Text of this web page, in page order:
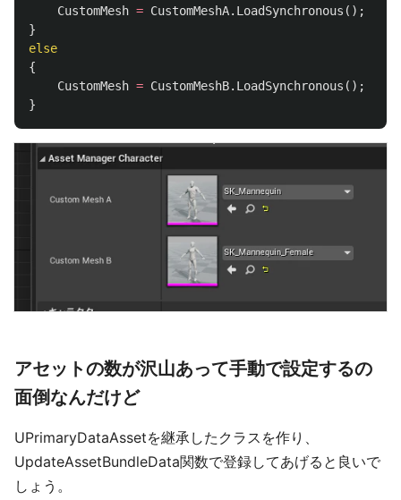
CustomMesh = CustomMeshA. LoadSynchronous ();
}
else
{
CustomMesh = CustomMeshB. LoadSynchronous ();
}
アセットの数が沢山あって手動で設定するの
面倒なんだけど
UPrimaryDataAssetを継承したクラスを作り、
UpdateAssetBundleData関数で登録してあげると良いで
しょう。